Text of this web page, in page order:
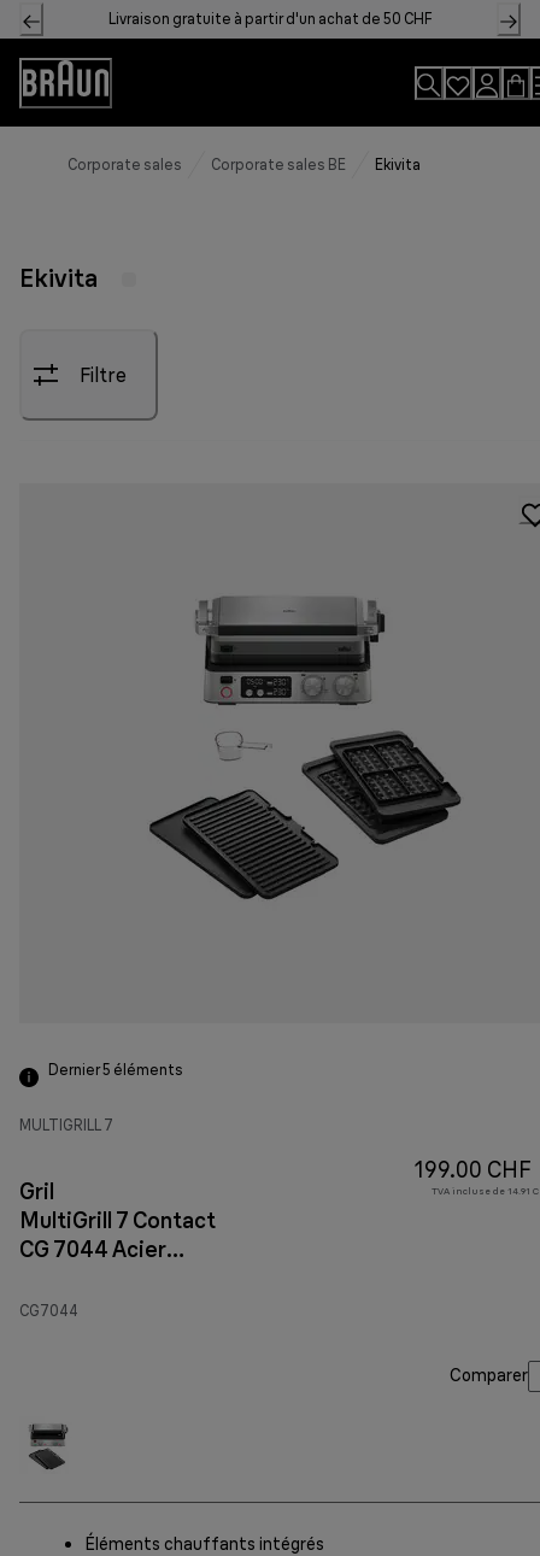
Skip
to
Content
Livraison gratuite à partir d'un achat de 50 CHF
Accessibility
Statement
Corporate sales Corporate sales BE Ekivita
Ekivita
Filtre
Dernier 5 éléments
MULTIGRILL 7
Gril
MultiGrill 7 Contact
CG 7044 Acier
CG7044
199.00 CHF
TVA incluse de 14.91
Comparer
Éléments chauffants intégrés